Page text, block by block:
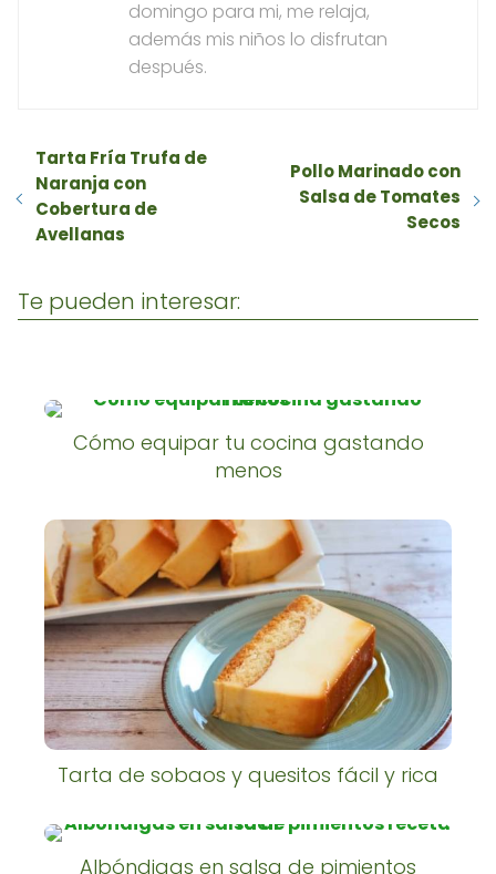
domingo para mi, me relaja,
además mis niños lo disfrutan
después.
Tarta Fría Trufa de
Naranja con
Cobertura de
Avellanas
Pollo Marinado con
Salsa de Tomates
Secos
Te pueden interesar:
Cómo equipar tu cocina gastando
menos
Tarta de sobaos y quesitos fácil y rica
Albóndigas en salsa de pimientos